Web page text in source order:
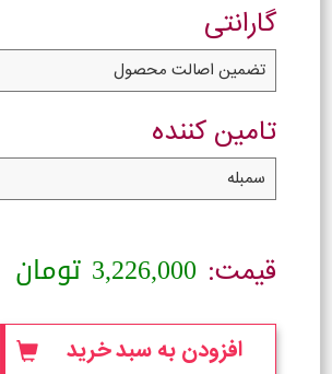
گارانتی
تامین کننده
قیمت: 3,226,000 تومان
افزودن به سبد خرید